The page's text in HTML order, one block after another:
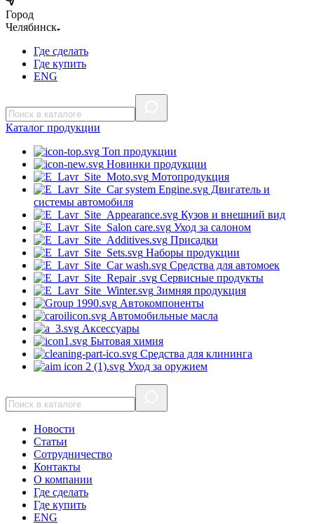
Город
Челябинск
Где сделать
Где купить
ENG
Каталог продукции
Топ продукции
Новинки продукции
Мотопродукция
Двигатель и
системы автомобиля
Кузов и внешний вид
Уход за салоном
Присадки
Наборы продукции
Средства для автомоек
Сервисные продукты
Зимняя продукция
Автокомпоненты
Автомобильные масла
Аксессуары
Бытовая химия
Средства для клининга
Уход за оружием
Новости
Статьи
Сотрудничество
Контакты
О компании
Где сделать
Где купить
ENG